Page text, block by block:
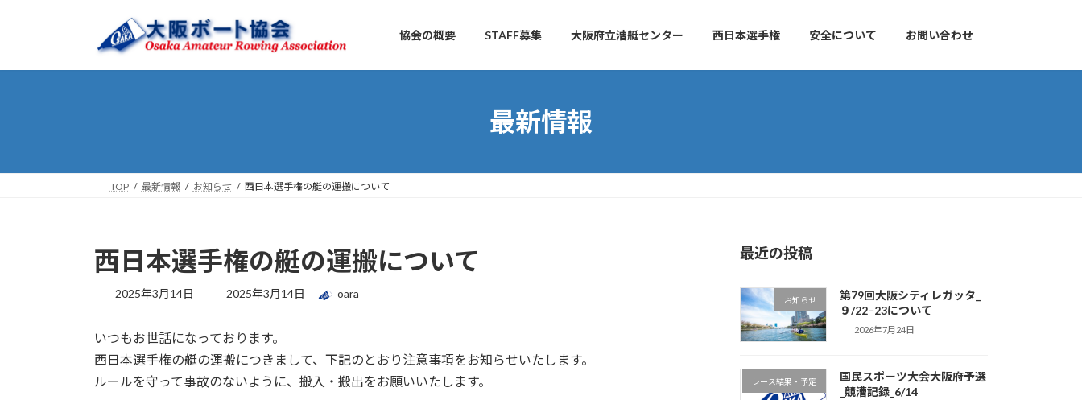
ン
ー
協会の概要 STAFF募集 大阪府立漕艇センター 西日本選手権 安全について お問い合わせ
最新情報
TOP 最新情報 お知らせ 西日本選手権の艇の運搬について
西日本選手権の艇の運搬について
2025年3月14日
最
新
日
時
:
2025年3月14日 oara
いつもお世話になっております。
西日本選手権の艇の運搬につきまして、下記のとおり注意事項をお知らせいたします。
ルールを守って事故のないように、搬入・搬出をお願いいたします。
最近の投稿
お知らせ
第79回大阪シティレガッタ_
９/22−23について
2026年7月24日
レース結果・予定
国民スポーツ大会大阪府予選
_競漕記録_6/14